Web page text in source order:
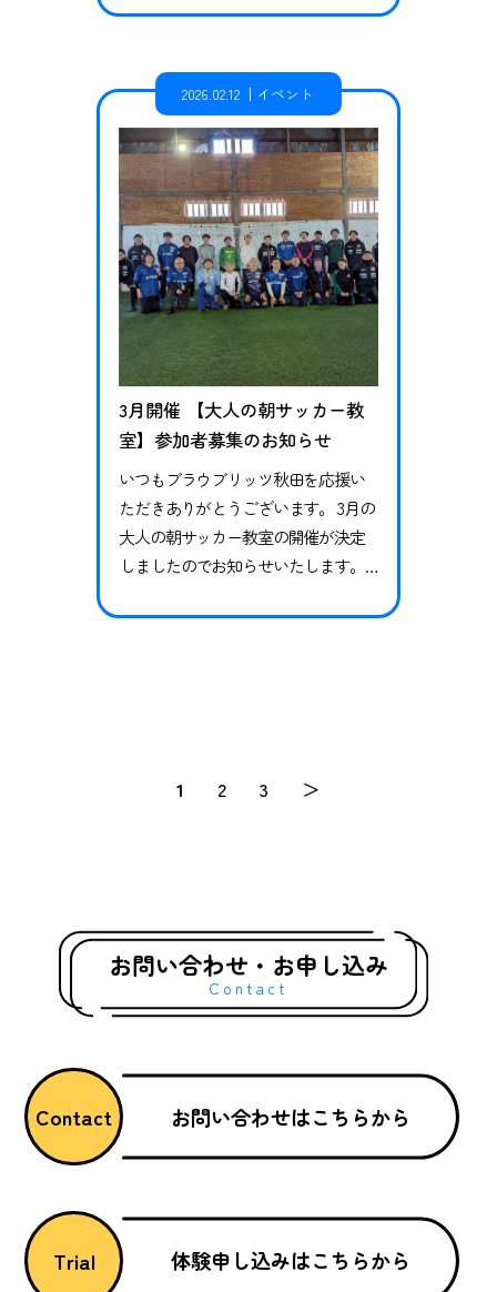
では運動や体を動かすことが大好き
やったことがない、新年度からサッ
カーを始めてみたい！と考えている
お子さま、そしてサッカーをやって
みたい女の子のご参加も大歓迎で
す！ぜひブラウブリッツ秋田で一緒
にサッカーを…
2026.02.12 イベント
3月開催 【大人の朝サッカー教
室】参加者募集のお知らせ
いつもブラウブリッツ秋田を応援い
ただきありがとうございます。 3月の
大人の朝サッカー教室の開催が決定
しましたのでお知らせいたします。
エットを行いたい方、過去にスポー
全3回 3月7日（土）7:00〜8:…
1 2 3 ＞
お問い合わせ・お申し込み
Contact
Contact お問い合わせはこちらから
Trial 体験申し込みはこちらから